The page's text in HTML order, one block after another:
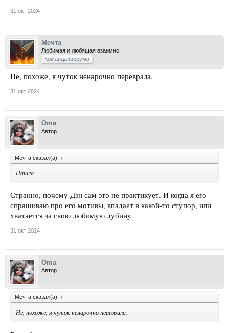
31 окт 2024
Мечта
Любимая и любящая взаимно
Команда форума
Не, похоже, я чуток ненарочно переврала.
31 окт 2024
Oma
Автор
Мечта сказал(а): ↑
Нашла.
Странно, почему Дэн сам это не практикует. И когда я его
спрашиваю про его мотивы, впадает в какой-то ступор, или
хватается за свою любимую дубину.
31 окт 2024
Oma
Автор
Мечта сказал(а): ↑
Не, похоже, я чуток ненарочно переврала.